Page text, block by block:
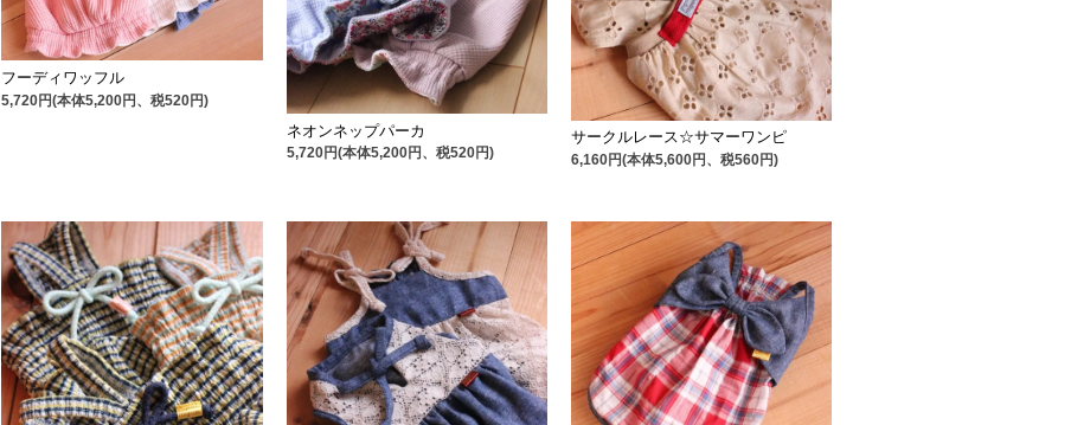
フーディワッフル
5,720円(本体5,200円、税520円)
ネオンネップパーカ
5,720円(本体5,200円、税520円)
サークルレース☆サマーワンピ
6,160円(本体5,600円、税560円)